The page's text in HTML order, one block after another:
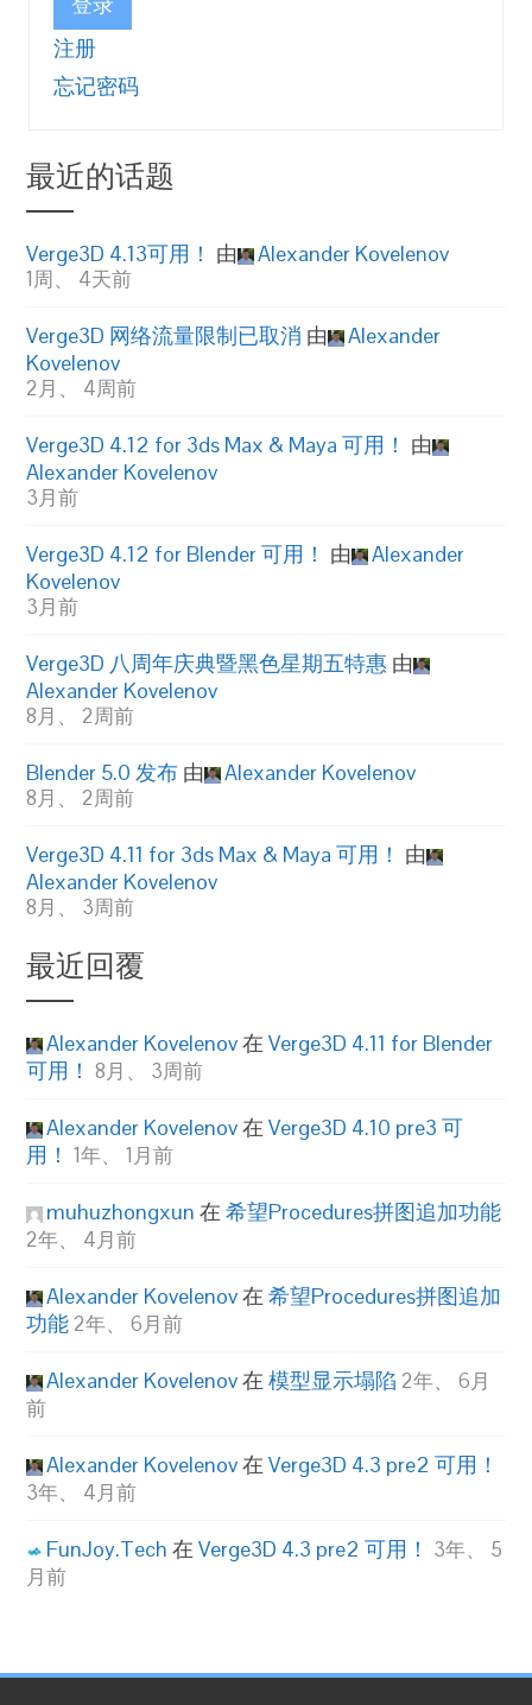
注册
忘记密码
最近的话题
Verge3D 4.13可用！ 由 Alexander Kovelenov
1周、 4天前
Verge3D 网络流量限制已取消 由
Alexander
Kovelenov
2月、 4周前
Verge3D 4.12 for 3ds Max & Maya 可用！ 由
Alexander Kovelenov
3月前
Verge3D 4.12 for Blender 可用！ 由
Alexander
Kovelenov
3月前
Verge3D 八周年庆典暨黑色星期五特惠 由
Alexander Kovelenov
8月、 2周前
Blender 5.0 发布 由 Alexander Kovelenov
8月、 2周前
Verge3D 4.11 for 3ds Max & Maya 可用！ 由
Alexander Kovelenov
8月、 3周前
最近回覆
Alexander Kovelenov在Verge3D 4.11 for Blender
可用！ 8月、 3周前
Alexander Kovelenov在Verge3D 4.10 pre3 可
用！ 1年、 1月前
muhuzhongxun 在希望Procedures拼图追加功能
2年、 4月前
Alexander Kovelenov在希望Procedures拼图追加
功能 2年、 6月前
Alexander Kovelenov在模型显示塌陷 2年、 6月
前
Alexander Kovelenov在Verge3D 4.3 pre2 可用！
3年、 4月前
FunJoy.Tech 在Verge3D 4.3 pre2 可用！ 3年、 5
月前